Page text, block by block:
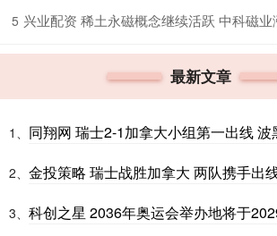
5 兴业配资 稀土永磁概念继续活跃 中科磁业
最新文章
1、 同翔网 瑞士2-1加拿大小组第一出线
2、 金投策略 瑞士战胜加拿大 两队携手出
3、 科创之星 2036年奥运会举办地将于